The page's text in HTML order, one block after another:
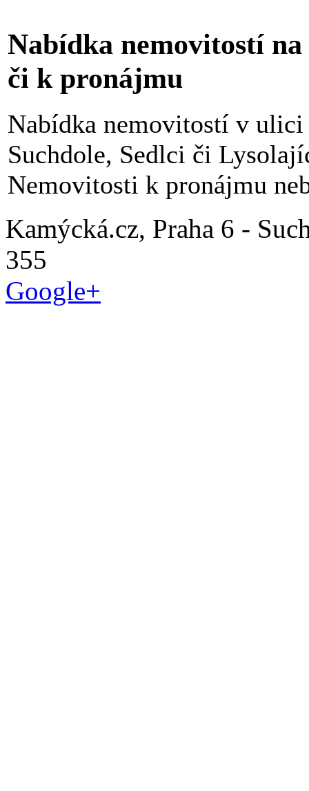
Nabídka nemovitostí
či k pronájmu
Nabídka nemovitostí v
Suchdole, Sedlci či
Nemovitosti k pronájmu
Kamýcká.cz, Praha 6 -
355
Google+